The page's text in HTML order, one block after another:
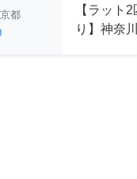
都
【ラット
り】神奈